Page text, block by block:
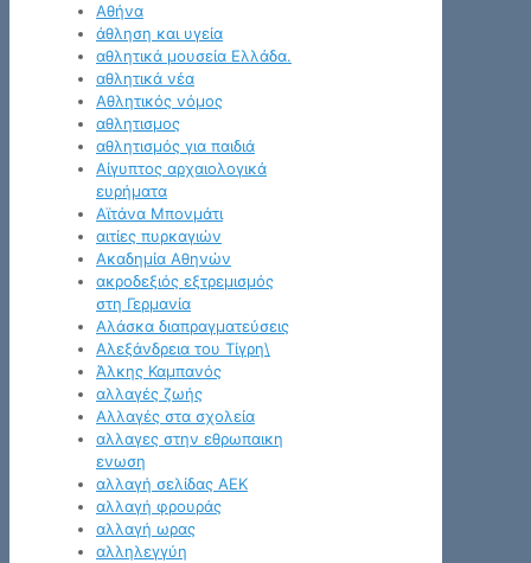
Αθήνα
άθληση και υγεία
αθλητικά μουσεία Ελλάδα.
αθλητικά νέα
Αθλητικός νόμος
αθλητισμος
αθλητισμός για παιδιά
Αίγυπτος αρχαιολογικά
ευρήματα
Αϊτάνα Μπονμάτι
αιτίες πυρκαγιών
Ακαδημία Αθηνών
ακροδεξιός εξτρεμισμός
στη Γερμανία
Αλάσκα διαπραγματεύσεις
Αλεξάνδρεια του Τίγρη\
Άλκης Καμπανός
αλλαγές ζωής
Αλλαγές στα σχολεία
αλλαγες στην εθρωπαικη
ενωση
αλλαγή σελίδας ΑΕΚ
αλλαγή φρουράς
αλλαγή ωρας
αλληλεγγύη